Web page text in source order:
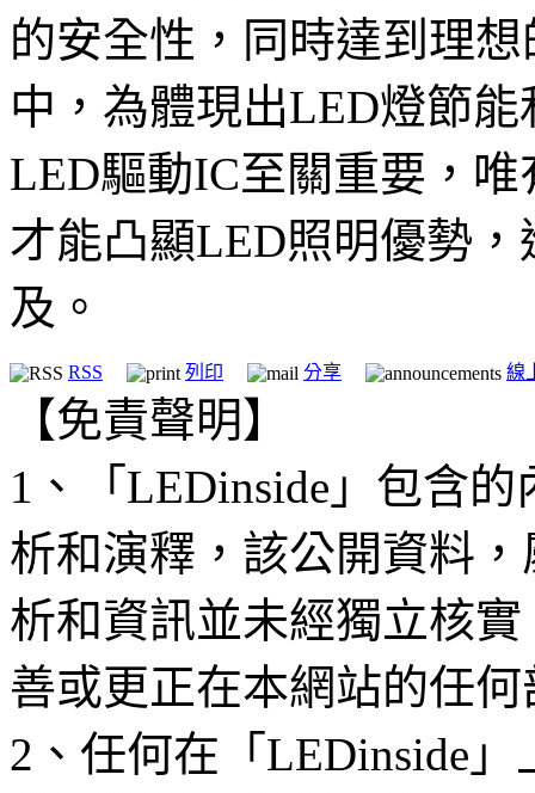
的安全性，同時達到理
中，為體現出LED燈節
LED驅動IC至關重要，
才能凸顯LED照明優勢
及。
RSS 列印 分享 線
【免責聲明】
1、「LEDinside」包含
析和演釋，該公開資料
析和資訊並未經獨立核
善或更正在本網站的任
2、任何在「LEDinside